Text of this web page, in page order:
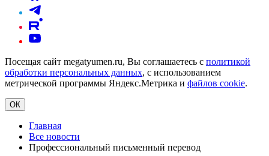
Посещая сайт megatyumen.ru, Вы соглашаетесь с политикой
обработки персональных данных, с использованием
метрической программы Яндекс.Метрика и файлов cookie.
ОК
Главная
Все новости
Профессиональный письменный перевод